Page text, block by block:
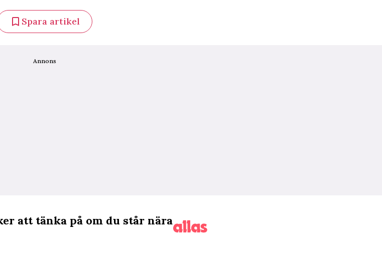
Spara artikel
Annons
att tänka på om du står nära